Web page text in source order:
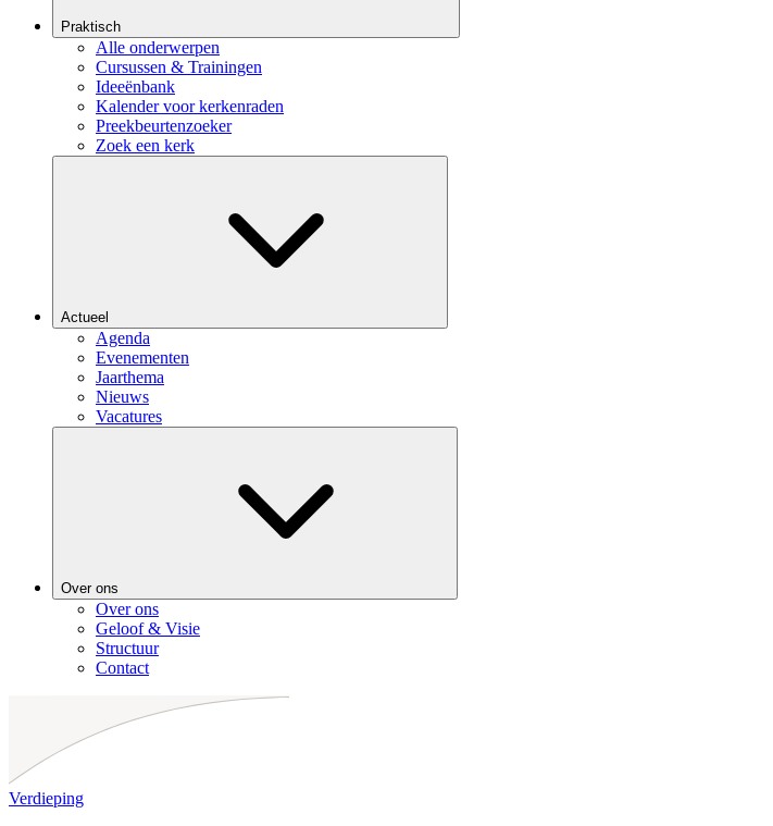
Praktisch
Alle onderwerpen
Cursussen & Trainingen
Ideeënbank
Kalender voor kerkenraden
Preekbeurtenzoeker
Zoek een kerk
Actueel
Agenda
Evenementen
Jaarthema
Nieuws
Vacatures
Over ons
Over ons
Geloof & Visie
Structuur
Contact
Verdieping